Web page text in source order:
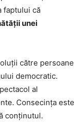
faptului că
unei
către persoane
democratic.
al
Consecința este
conținutul.